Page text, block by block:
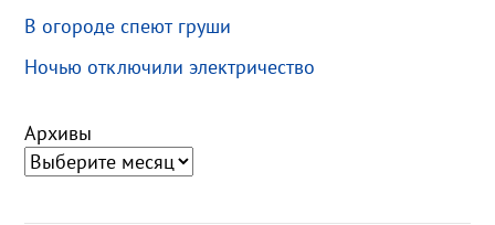
В огороде спеют груши
Ночью отключили электричество
Архивы